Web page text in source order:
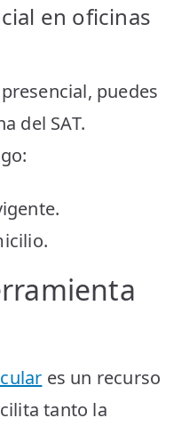
en oficinas
puedes
del SAT.
es un recurso
tanto la